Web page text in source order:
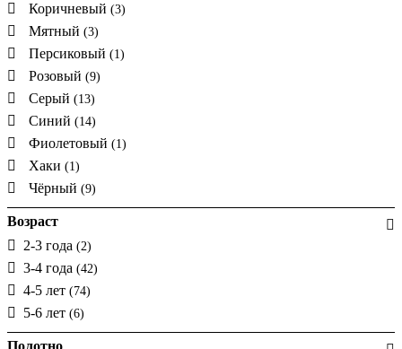
Коричневый (3)
Мятный (3)
Персиковый (1)
Розовый (9)
Серый (13)
Синий (14)
Фиолетовый (1)
Хаки (1)
Чёрный (9)
Возраст
2-3 года (2)
3-4 года (42)
4-5 лет (74)
5-6 лет (6)
Полотно